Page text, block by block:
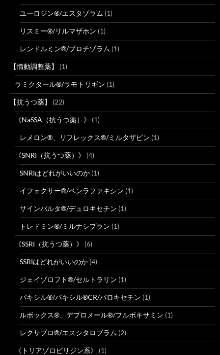
ユーロジン®/エスタゾラム (1)
リスミー®/リルマザホン (1)
レンドルミン®/ブロチゾラム (1)
【情動調整薬】 (1)
ラミクタール®/ラモトリギン (1)
【抗うつ薬】 (22)
《NaSSA（抗うつ薬）》 (1)
レメロン®、リフレックス®/ミルタザピン (1)
《SNRI（抗うつ薬）》 (4)
SNRIはどれがいいのか (1)
イフェクサー®/ベンラファキシン (1)
サインバルタ®/デュロキセチン (1)
トレドミン®/ミルナシプラン (1)
《SSRI（抗うつ薬）》 (6)
SSRIはどれがいいのか (4)
ジェイゾロフト®/セルトラリン (1)
パキシル®/パキシル®CR/パロキセチン (1)
ルボックス®、デプロメール®/フルボキサミン (1)
レクサプロ®/エスシタロプラム (2)
《トリアゾロピリジン系》 (1)